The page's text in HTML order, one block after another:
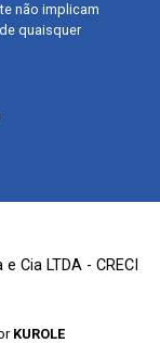
não implicam
quaisquer
Cia LTDA - CRECI
KUROLE